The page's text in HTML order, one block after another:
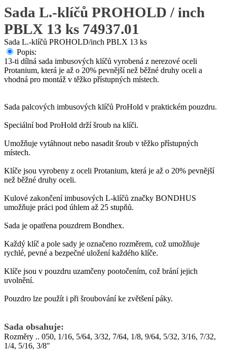
Sada L.-klíčů PROHOLD / inch
PBLX 13 ks 74937.01
Sada L.-klíčů PROHOLD/inch PBLX 13 ks
Popis:
13-ti dílná sada imbusových klíčů vyrobená z nerezové oceli
Protanium, která je až o 20% pevnější než běžné druhy oceli a
vhodná pro montáž v těžko přístupných místech.
Sada palcových imbusových klíčů ProHold v praktickém pouzdru.
Speciální bod ProHold drží šroub na klíči.
Umožňuje vytáhnout nebo nasadit šroub v těžko přístupných
místech.
Klíče jsou vyrobeny z oceli Protanium, která je až o 20% pevnější
než běžné druhy oceli.
Kulové zakončení imbusových L-klíčů značky BONDHUS
umožňuje práci pod úhlem až 25 stupňů.
Sada je opatřena pouzdrem Bondhex.
Každý klíč a pole sady je označeno rozměrem, což umožňuje
rychlé, pevné a bezpečné uložení každého klíče.
Klíče jsou v pouzdru uzamčeny pootočením, což brání jejich
uvolnění.
Pouzdro lze použít i při šroubování ke zvětšení páky.
Sada obsahuje:
Rozměry .. 050, 1/16, 5/64, 3/32, 7/64, 1/8, 9/64, 5/32, 3/16, 7/32,
1/4, 5/16, 3/8"